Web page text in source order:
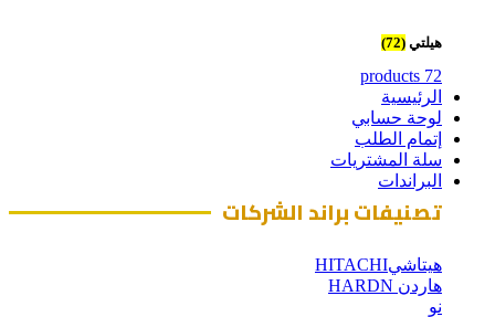
هيلتي (72)
72 products
الرئيسية
لوحة حسابي
إتمام الطلب
سلة المشتريات
البراندات
تصنيفات براند الشركات
هيتاشيHITACHI
هاردن HARDN
نو